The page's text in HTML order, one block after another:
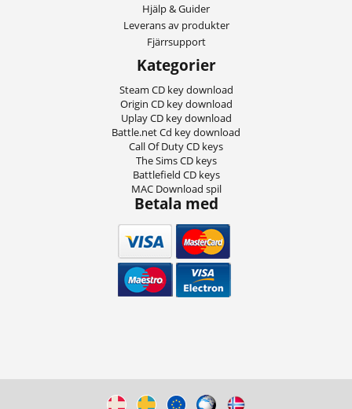
Hjälp & Guider
Leverans av produkter
Fjärrsupport
Kategorier
Steam CD key download
Origin CD key download
Uplay CD key download
Battle.net Cd key download
Call Of Duty CD keys
The Sims CD keys
Battlefield CD keys
MAC Download spil
Betala med